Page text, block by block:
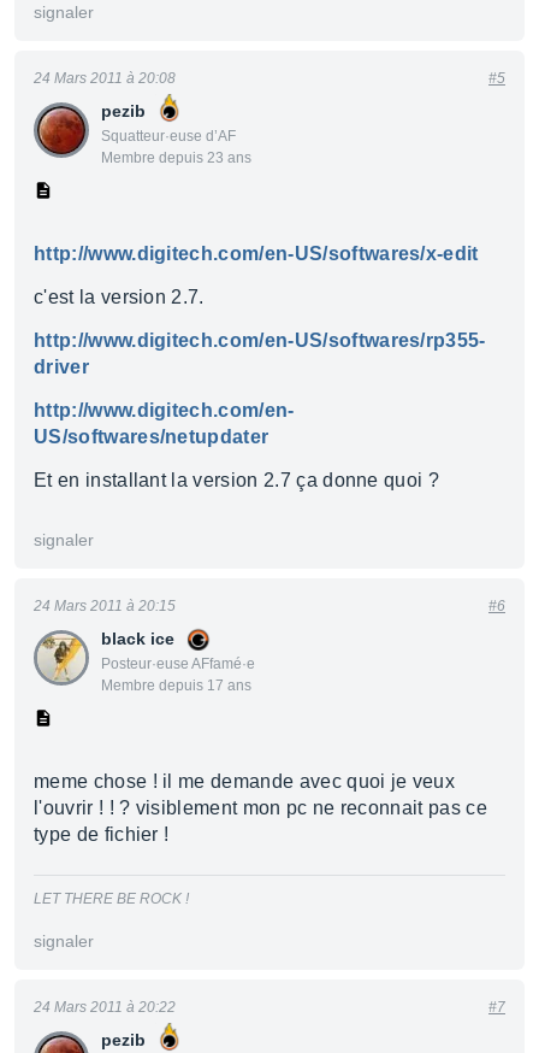
signaler
pezib
Squatteur·euse d’AF
Membre depuis 23 ans
24 Mars 2011 à 20:08 #5
http://www.digitech.com/en-US/softwares/x-edit
c'est la version 2.7.
http://www.digitech.com/en-US/softwares/rp355-
driver
http://www.digitech.com/en-
US/softwares/netupdater
Et en installant la version 2.7 ça donne quoi ?
signaler
black ice
Posteur·euse AFfamé·e
Membre depuis 17 ans
24 Mars 2011 à 20:15 #6
meme chose ! il me demande avec quoi je veux
l'ouvrir ! ! ? visiblement mon pc ne reconnait pas ce
type de fichier !
LET THERE BE ROCK !
signaler
pezib
24 Mars 2011 à 20:22 #7